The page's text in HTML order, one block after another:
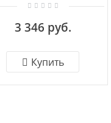
3 346 руб.
Купить